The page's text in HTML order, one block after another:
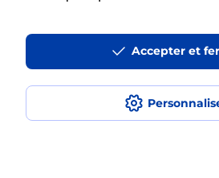
Accepter et
Accessibilité : partiellement conforme
Conditions contractuelles
Mentions légales